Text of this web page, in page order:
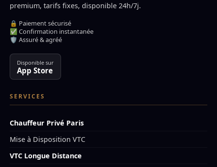
premium, tarifs fixes, disponible 24h/7j.
🔒 Paiement sécurisé
✅ Confirmation instantanée
🛡️ Assuré & agréé
Disponible sur
App Store
SERVICES
Chauffeur Privé Paris
Mise à Disposition VTC
VTC Longue Distance